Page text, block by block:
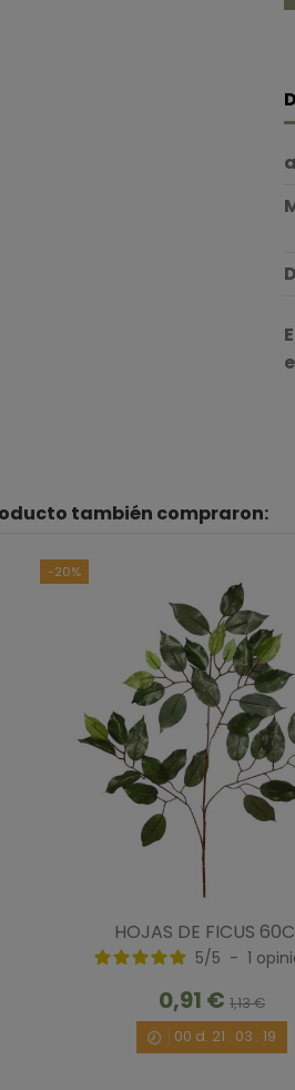
también compraron:
-20%
HOJAS DE FICUS
5/5 - 1
0,91 € 1,13 €
00 d. 21 : 03 :18